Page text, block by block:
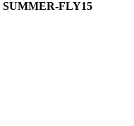
SUMMER-FLY15